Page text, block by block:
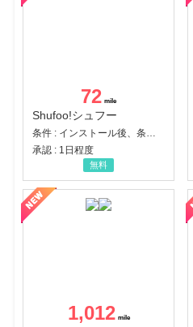
72
Shufoo!シュフー
条件 : インストール後、条件達成
承認 : 1日程度
無料
1,012